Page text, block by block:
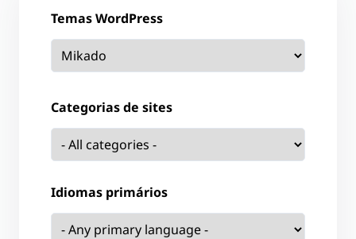
Temas WordPress
Categorias de sites
Idiomas primários